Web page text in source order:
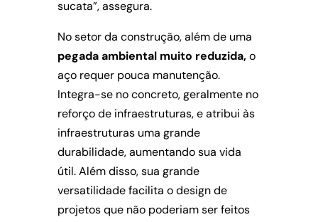
sucata”, assegura.
No setor da construção, além de uma
pegada ambiental muito reduzida,o
aço requer pouca manutenção.
Integra-se no concreto, geralmente no
reforço de infraestruturas, e atribui às
infraestruturas uma grande
durabilidade, aumentando sua vida
útil. Além disso, sua grande
versatilidade facilita o design de
projetos que não poderiam ser feitos